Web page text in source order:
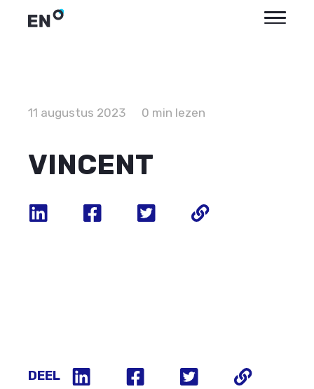
11 augustus 2023 0 min lezen
VINCENT
DEEL